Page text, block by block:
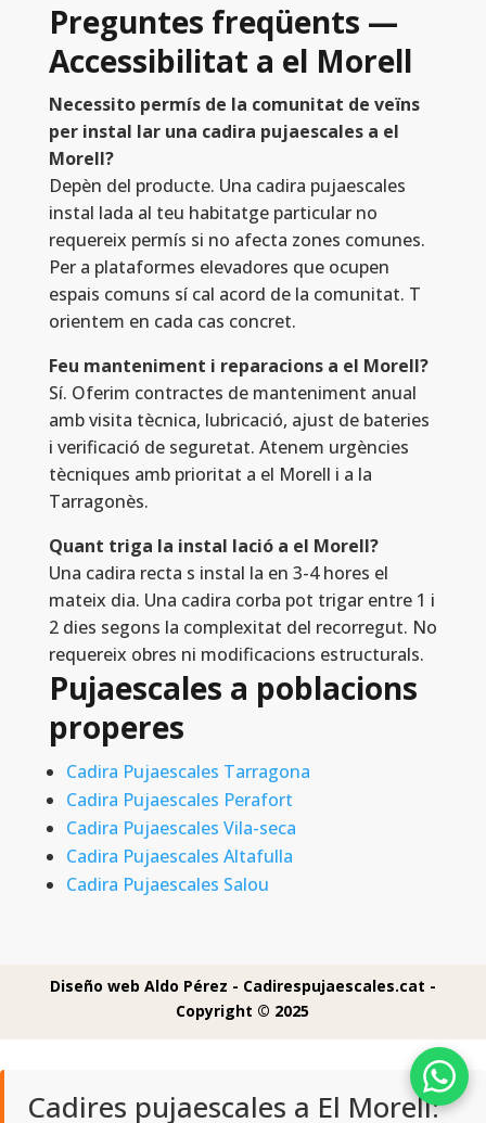
Preguntes freqüents —
Accessibilitat a el Morell
Necessito permís de la comunitat de veïns
per instal lar una cadira pujaescales a el
Morell?
Depèn del producte. Una cadira pujaescales
instal lada al teu habitatge particular no
requereix permís si no afecta zones comunes.
Per a plataformes elevadores que ocupen
espais comuns sí cal acord de la comunitat. T
orientem en cada cas concret.
Feu manteniment i reparacions a el Morell?
Sí. Oferim contractes de manteniment anual
amb visita tècnica, lubricació, ajust de bateries
i verificació de seguretat. Atenem urgències
tècniques amb prioritat a el Morell i a la
Tarragonès.
Quant triga la instal lació a el Morell?
Una cadira recta s instal la en 3-4 hores el
mateix dia. Una cadira corba pot trigar entre 1 i
2 dies segons la complexitat del recorregut. No
requereix obres ni modificacions estructurals.
Pujaescales a poblacions
properes
Cadira Pujaescales Tarragona
Cadira Pujaescales Perafort
Cadira Pujaescales Vila-seca
Cadira Pujaescales Altafulla
Cadira Pujaescales Salou
Diseño web Aldo Pérez - Cadirespujaescales.cat -
Copyright © 2025
Cadires pujaescales a El Morell: